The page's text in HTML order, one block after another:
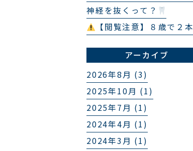
神経を抜くって？
【閲覧注意】８歳で２本の埋伏過剰歯
アーカイブ
2026年8月 (3)
2025年10月 (1)
2025年7月 (1)
2024年4月 (1)
2024年3月 (1)